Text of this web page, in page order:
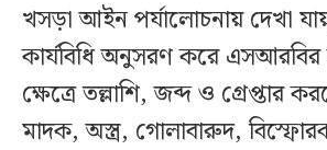
খসড়া আইন পর্যালোচনায় দেখা
কার্যবিধি অনুসরণ করে এসআরবির
ক্ষেত্রে তল্লাশি, জব্দ ও গ্রেপ্তার
মাদক, অস্ত্র, গোলাবারুদ,